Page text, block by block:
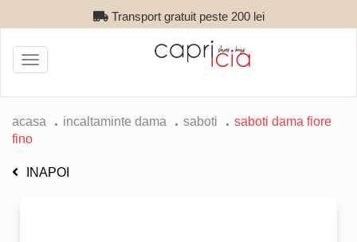
Transport gratuit peste 200 lei
Toggle
navigation
acasa incaltaminte dama saboti
saboti dama fiore
fino
INAPOI